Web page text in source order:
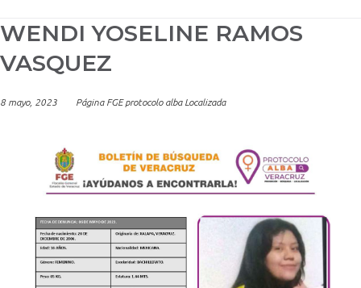
WENDI YOSELINE RAMOS
VASQUEZ
8 mayo, 2023 Página FGE protocolo alba Localizada